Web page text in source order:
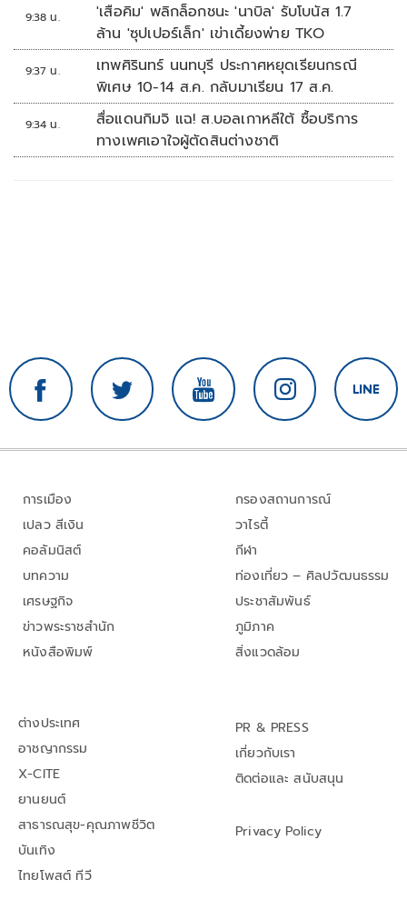
9:38 น.
'เสือคิม' พลิกล็อกชนะ 'นาบิล' รับโบนัส 1.7
ล้าน 'ซุปเปอร์เล็ก' เข่าเดี้ยงพ่าย TKO
9:37 น.
เทพศิรินทร์ นนทบุรี ประกาศหยุดเรียนกรณี
พิเศษ 10-14 ส.ค. กลับมาเรียน 17 ส.ค.
9:34 น.
สื่อแดนกิมจิ แฉ! ส.บอลเกาหลีใต้ ซื้อบริการ
ทางเพศเอาใจผู้ตัดสินต่างชาติ
การเมือง
เปลว สีเงิน
คอลัมนิสต์
บทความ
เศรษฐกิจ
ข่าวพระราชสำนัก
หนังสือพิมพ์
กรองสถานการณ์
วาไรตี้
กีฬา
ท่องเที่ยว – ศิลปวัฒนธรรม
ประชาสัมพันธ์
ภูมิภาค
สิ่งแวดล้อม
ต่างประเทศ
อาชญากรรม
X-CITE
ยานยนต์
สาธารณสุข-คุณภาพชีวิต
บันเทิง
ไทยโพสต์ ทีวี
PR & PRESS
เกี่ยวกับเรา
ติดต่อและ สนับสนุน
Privacy Policy